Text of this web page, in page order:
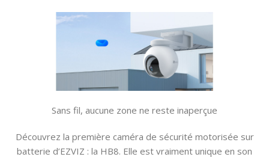
Sans fil, aucune zone ne reste inaperçue
Découvrez la première caméra de sécurité motorisée sur
batterie d’EZVIZ : la HB8. Elle est vraiment unique en son